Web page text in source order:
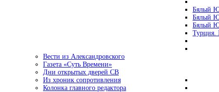
Бялый
Бялый
Бялый
Турция.
Вести из Александровского
Газета «Суть Времени»
Дни открытых дверей СВ
Из хроник сопротивления
Колонка главного редактора